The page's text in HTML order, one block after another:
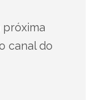
próxima
canal do